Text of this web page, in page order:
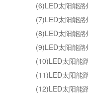
(6)LED太阳能路
(7)LED太阳能路
(8)LED太阳能路
(9)LED太阳能
(10)LED太阳能
(11)LED太阳能
(12)LED太阳能